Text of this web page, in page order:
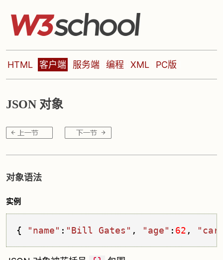
HTML 客户端 服务端 编程 XML PC版
JSON 对象
对象语法
实例
{ "name" : "Bill Gates" , "age" : 62 ,